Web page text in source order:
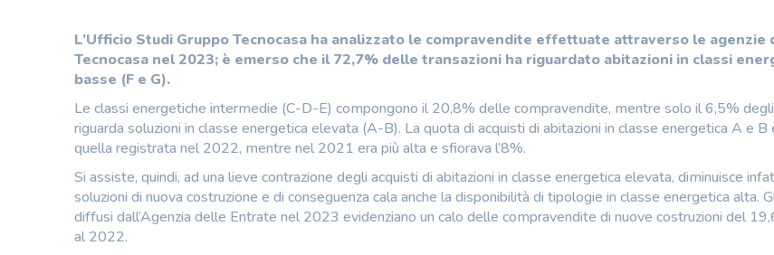
L’Ufficio Studi Gruppo Tecnocasa ha analizzato le compravendite effettuate attraverso le agenzie
Tecnocasa nel 2023; è emerso che il 72,7% delle transazioni ha riguardato abitazioni in classi
basse (F e G).
Le classi energetiche intermedie (C-D-E) compongono il 20,8% delle compravendite, mentre solo il 6,5%
riguarda soluzioni in classe energetica elevata (A-B). La quota di acquisti di abitazioni in classe energetica A e B
quella registrata nel 2022, mentre nel 2021 era più alta e sfiorava l’8%.
Si assiste, quindi, ad una lieve contrazione degli acquisti di abitazioni in classe energetica elevata, diminuisce
soluzioni di nuova costruzione e di conseguenza cala anche la disponibilità di tipologie in classe energetica alta.
diffusi dall’Agenzia delle Entrate nel 2023 evidenziano un calo delle compravendite di nuove costruzioni del
al 2022.